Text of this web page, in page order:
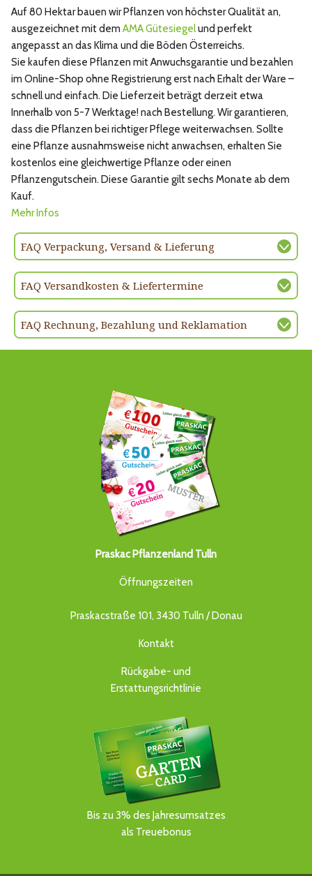
Auf 80 Hektar bauen wir Pflanzen von höchster Qualität an,
ausgezeichnet mit dem AMA Gütesiegelund perfekt
angepasst an das Klima und die Böden Österreichs.
Sie kaufen diese Pflanzen mit Anwuchsgarantie und bezahlen
im Online-Shop ohne Registrierung erst nach Erhalt der Ware –
schnell und einfach. Die Lieferzeit beträgt derzeit etwa
Innerhalb von 5-7 Werktage! nach Bestellung. Wir garantieren,
dass die Pflanzen bei richtiger Pflege weiterwachsen. Sollte
eine Pflanze ausnahmsweise nicht anwachsen, erhalten Sie
kostenlos eine gleichwertige Pflanze oder einen
Pflanzengutschein. Diese Garantie gilt sechs Monate ab dem
Kauf.
Mehr Infos
FAQ Verpackung, Versand & Lieferung
FAQ Versandkosten & Liefertermine
FAQ Rechnung, Bezahlung und Reklamation
Praskac Pflanzenland Tulln
Öffnungszeiten
Praskacstraße 101, 3430 Tulln / Donau
Kontakt
Rückgabe- und
Erstattungsrichtlinie
Bis zu 3% des Jahresumsatzes
als Treuebonus